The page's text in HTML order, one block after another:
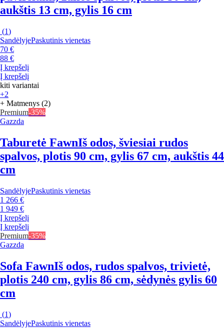
aukštis 13 cm, gylis 16 cm
(1)
SandėlyjePaskutinis vienetas
70 €
88 €
Į krepšelį
Į krepšelį
kiti variantai
+2
+ Matmenys (2)
Premium-35%
Gazzda
Taburetė FawnIš odos, šviesiai rudos
spalvos, plotis 90 cm, gylis 67 cm, aukštis 44
cm
SandėlyjePaskutinis vienetas
1 266 €
1 949 €
Į krepšelį
Į krepšelį
Premium-35%
Gazzda
Sofa FawnIš odos, rudos spalvos, trivietė,
plotis 240 cm, gylis 86 cm, sėdynės gylis 60
cm
(1)
SandėlyjePaskutinis vienetas